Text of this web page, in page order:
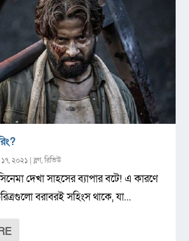
১৭, ২০২১ |ব্লগ,রিভিউ
দেখা সাহসের ব্যাপার বটে! এ কারণে
বরাবরই সহিংস থাকে, যা...